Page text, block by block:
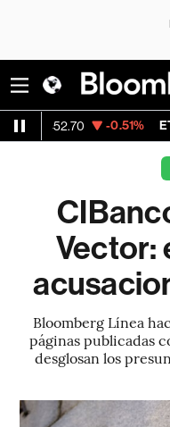
-0.51% ETH/USD
Vector:
Bloomberg Línea
páginas publicadas
desglosan los